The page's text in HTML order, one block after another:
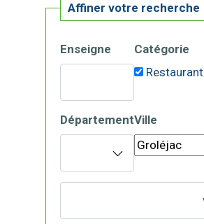
Affiner votre recherche
Enseigne
Catégorie
Restaurant
DépartementVille